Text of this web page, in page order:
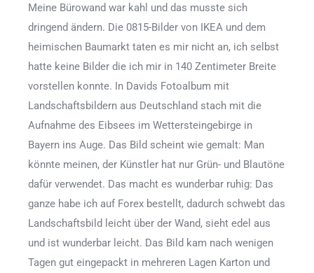
Meine Bürowand war kahl und das musste sich
dringend ändern. Die 0815-Bilder von IKEA und dem
heimischen Baumarkt taten es mir nicht an, ich selbst
hatte keine Bilder die ich mir in 140 Zentimeter Breite
vorstellen konnte. In Davids Fotoalbum mit
Landschaftsbildern aus Deutschland stach mit die
Aufnahme des Eibsees im Wettersteingebirge in
Bayern ins Auge. Das Bild scheint wie gemalt: Man
könnte meinen, der Künstler hat nur Grün- und Blautöne
dafür verwendet. Das macht es wunderbar ruhig: Das
ganze habe ich auf Forex bestellt, dadurch schwebt das
Landschaftsbild leicht über der Wand, sieht edel aus
und ist wunderbar leicht. Das Bild kam nach wenigen
Tagen gut eingepackt in mehreren Lagen Karton und